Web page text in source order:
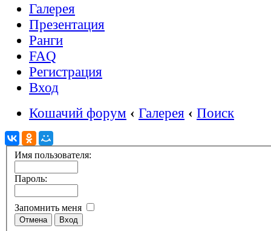
Галерея
Презентация
Ранги
FAQ
Регистрация
Вход
Кошачий форум ‹ Галерея ‹ Поиск
Имя пользователя:
Пароль:
Запомнить меня